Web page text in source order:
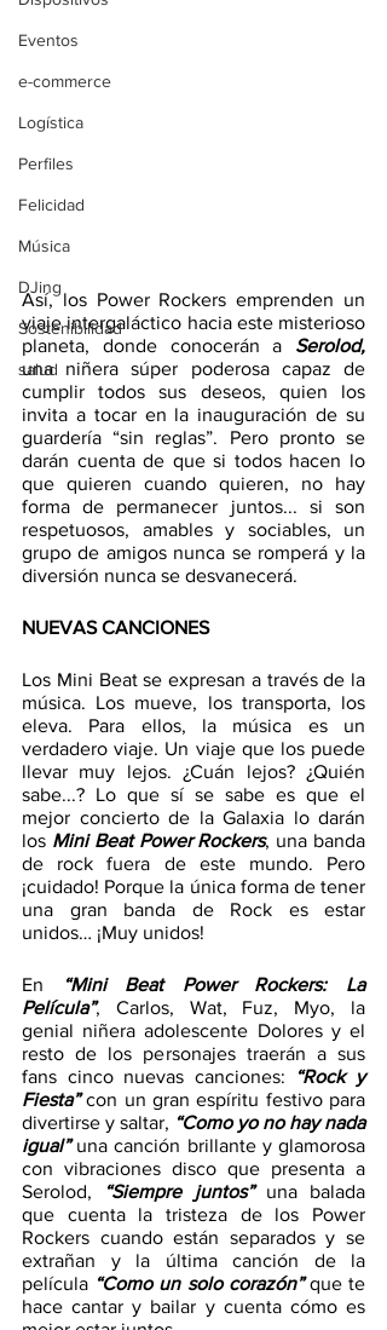
Eventos
e-commerce
Logística
Perfiles
Felicidad
Música
DJing
Sostenibilidad
salud
Así, los Power Rockers emprenden un
viaje intergaláctico hacia este misterioso
planeta, donde conocerán a Serolod,
una niñera súper poderosa capaz de
cumplir todos sus deseos, quien los
invita a tocar en la inauguración de su
guardería “sin reglas”. Pero pronto se
darán cuenta de que si todos hacen lo
que quieren cuando quieren, no hay
forma de permanecer juntos... si son
respetuosos, amables y sociables, un
grupo de amigos nunca se romperá y la
diversión nunca se desvanecerá.
NUEVAS CANCIONES
Los Mini Beat se expresan a través de la
música. Los mueve, los transporta, los
eleva. Para ellos, la música es un
verdadero viaje. Un viaje que los puede
llevar muy lejos. ¿Cuán lejos? ¿Quién
sabe...? Lo que sí se sabe es que el
mejor concierto de la Galaxia lo darán
los Mini Beat Power Rockers, una banda
de rock fuera de este mundo. Pero
¡cuidado! Porque la única forma de tener
una gran banda de Rock es estar
unidos… ¡Muy unidos!
En
“Mini Beat Power Rockers: La
Película”,
Carlos, Wat, Fuz, Myo, la
genial niñera adolescente Dolores y el
resto de los personajes traerán a sus
fans cinco nuevas canciones: “Rock y
Fiesta” con un gran espíritu festivo para
divertirse y saltar, “Como yo no hay nada
igual” una canción brillante y glamorosa
con vibraciones disco que presenta a
Serolod, “Siempre juntos” una balada
que cuenta la tristeza de los Power
Rockers cuando están separados y se
extrañan
y la última canción de la
película “Como un solo corazón” que te
hace cantar y bailar y cuenta cómo es